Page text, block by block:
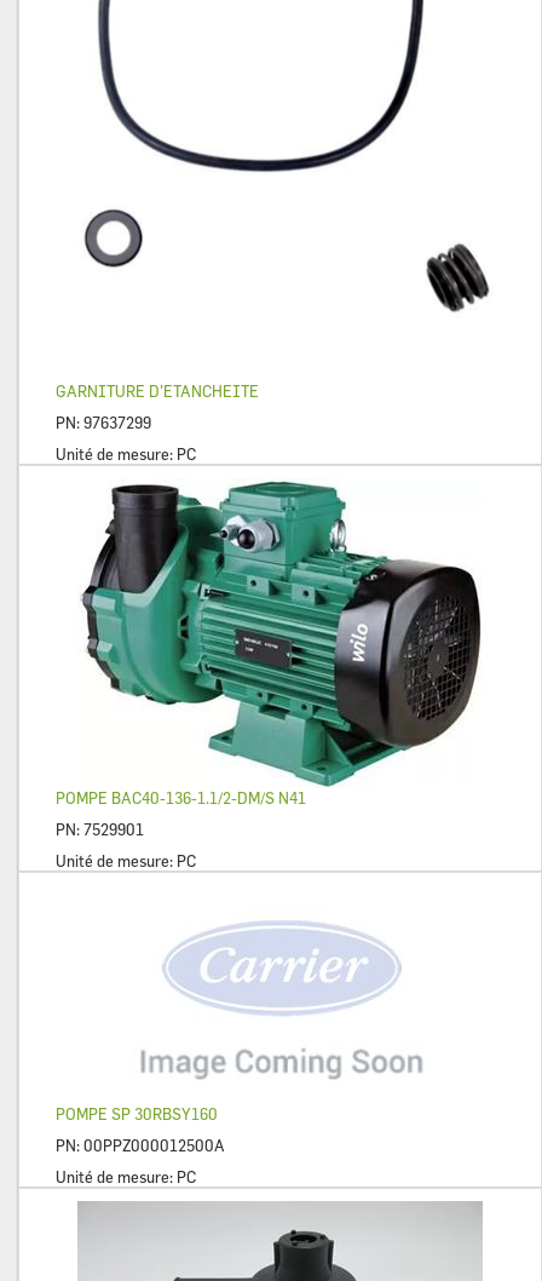
GARNITURE D'ETANCHEITE
PN:97637299
Unité de mesure: PC
POMPE BAC40-136-1.1/2-DM/S N41
PN:7529901
Unité de mesure: PC
POMPE SP 30RBSY160
PN:00PPZ000012500A
Unité de mesure: PC